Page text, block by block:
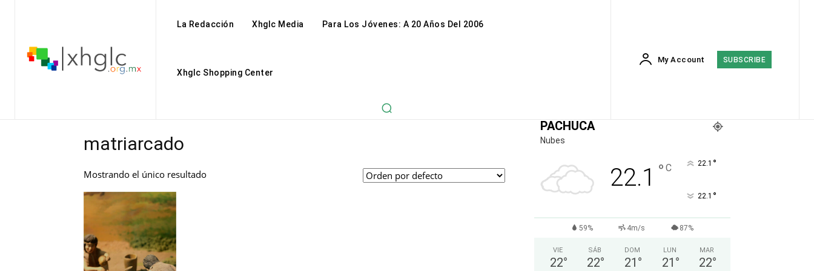
La Redacción Xhglc Media Para Los Jóvenes: A 20 Años Del 2006
Xhglc Shopping Center
My Account SUBSCRIBE
matriarcado
Mostrando el único resultado
PACHUCA
Nubes
22.1 ° C 22.1 °
22.1 °
59% 4m/s 87%
VIE
22°
SÁB
22°
DOM
21 °
LUN
21 °
MAR
22°